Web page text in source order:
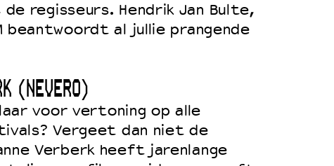
regisseurs. Hendrik Jan Bulte,
beantwoordt al jullie prangende
(NEVERO)
voor vertoning op alle
Vergeet dan niet de
Verberk heeft jarenlange